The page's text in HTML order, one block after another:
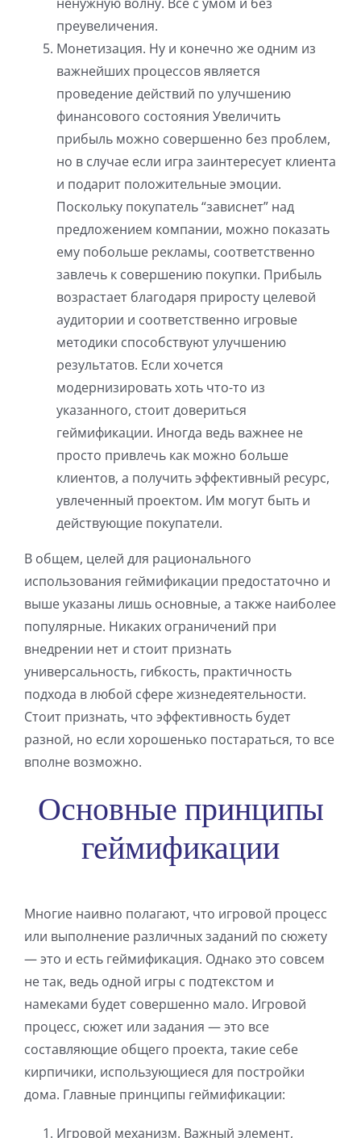
преувеличения.
Монетизация. Ну и конечно же одним из
важнейших процессов является
проведение действий по улучшению
финансового состояния Увеличить
прибыль можно совершенно без проблем,
но в случае если игра заинтересует клиента
и подарит положительные эмоции.
Поскольку покупатель “зависнет” над
предложением компании, можно показать
ему побольше рекламы, соответственно
завлечь к совершению покупки. Прибыль
возрастает благодаря приросту целевой
аудитории и соответственно игровые
методики способствуют улучшению
результатов. Если хочется
модернизировать хоть что-то из
указанного, стоит довериться
геймификации. Иногда ведь важнее не
просто привлечь как можно больше
клиентов, а получить эффективный ресурс,
увлеченный проектом. Им могут быть и
действующие покупатели.
В общем, целей для рационального
использования геймификации предостаточно и
выше указаны лишь основные, а также наиболее
популярные. Никаких ограничений при
внедрении нет и стоит признать
универсальность, гибкость, практичность
подхода в любой сфере жизнедеятельности.
Стоит признать, что эффективность будет
разной, но если хорошенько постараться, то все
вполне возможно.
Основные принципы
геймификации
Многие наивно полагают, что игровой процесс
или выполнение различных заданий по сюжету
— это и есть геймификация. Однако это совсем
не так, ведь одной игры с подтекстом и
намеками будет совершенно мало. Игровой
процесс, сюжет или задания — это все
составляющие общего проекта, такие себе
кирпичики, использующиеся для постройки
дома. Главные принципы геймификации:
Игровой механизм. Важный элемент,